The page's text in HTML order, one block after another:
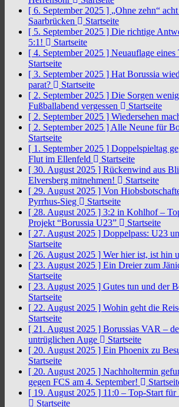
[ 6. September 2025 ] „Ohne zehn“
Saarbrücken
Startseite
[ 5. September 2025 ] Die richtige
5:1!
Startseite
[ 4. September 2025 ] Neuauflage
Startseite
[ 3. September 2025 ] Hat Borussia
parat?
Startseite
[ 2. September 2025 ] Die Sorgen
Fußballabend vergessen
Startseite
[ 2. September 2025 ] Wiedersehen
[ 2. September 2025 ] Alle Neune für
Startseite
[ 1. September 2025 ] Doppelspieltag
Flut im Ellenfeld
Startseite
[ 30. August 2025 ] Rückenwind aus
Elversberg mitnehmen!
Startseite
[ 29. August 2025 ] Von
Pyrrhus-Sieg
Startseite
[ 28. August 2025 ] 3:2 in Kohlhof –
Projekt “Borussia U23”
Startseite
[ 27. August 2025 ] Doppelpass: U23
Startseite
[ 26. August 2025 ] Wer hier ist, ist hin
[ 23. August 2025 ] Ein Dreier zum
Startseite
[ 23. August 2025 ] Gutes tun und der
Startseite
[ 22. August 2025 ] Wohin geht die
Startseite
[ 21. August 2025 ] Borussias VAR –
untrüglichen Auge
Startseite
[ 20. August 2025 ] Ein Phoenix zu
Startseite
[ 20. August 2025 ] Nachholtermin
gegen FCS am 4. September!
[ 19. August 2025 ] 11:0 – Top-Start
Startseite